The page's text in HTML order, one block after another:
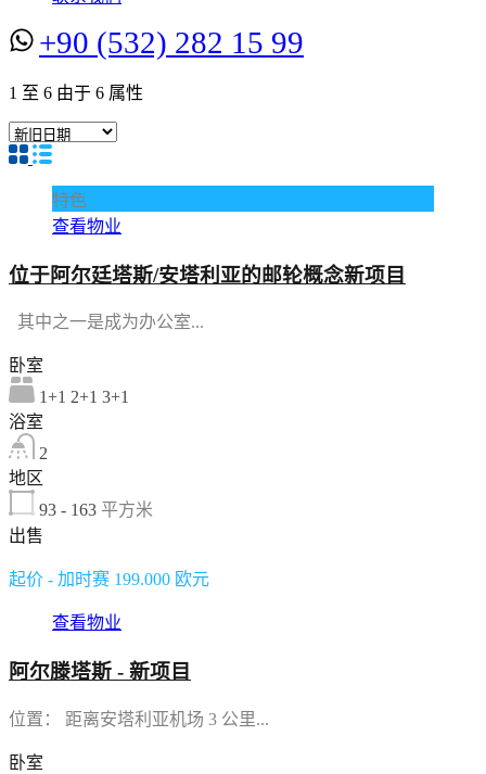
+90 (532) 282 15 99
1 至 6 由于 6 属性
特色
查看物业
位于阿尔廷塔斯/安塔利亚的邮轮概念新项目
其中之一是成为办公室...
卧室
1+1 2+1 3+1
浴室
2
地区
93 - 163 平方米
出售
起价 - 加时赛 199.000 欧元
查看物业
阿尔滕塔斯 - 新项目
位置： 距离安塔利亚机场 3 公里...
卧室